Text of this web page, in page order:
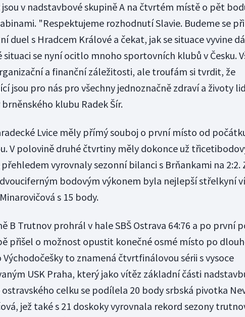
v nadstavbové skupině A na čtvrtém místě o pět
"Respektujeme rozhodnutí Slavie. Budeme se
duel s Hradcem Králové a čekat, jak se situace vyvine
situaci se nyní ocitlo mnoho sportovních klubů v Česku.
a finanční záležitosti, ale troufám si tvrdit, že
jsou pro nás pro všechny jednoznačně zdraví a životy
klubu Radek Šír.
Lvice měly přímý souboj o první místo od
V polovině druhé čtvrtiny měly dokonce už
přehledem vyrovnaly sezonní bilanci s Brňankami na 2:2.
bodovým výkonem byla nejlepší střelkyní
s 15 body.
B Trutnov prohrál v hale SBŠ Ostrava 64:76 a po první
přišel o možnost opustit konečné osmé místo po
Východočešky to znamená čtvrtfinálovou sérii s vysoce
USK Praha, který jako vítěz základní části
ostravského celku se podílela 20 body srbská pivotka
jež také s 21 doskoky vyrovnala rekord sezony